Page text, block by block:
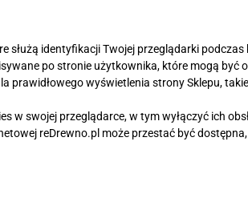
identyfikacji Twojej przeglądarki
po stronie użytkownika, które mogą być
prawidłowego wyświetlenia strony Sklepu,
swojej przeglądarce, w tym wyłączyć ich
reDrewno.pl może przestać być